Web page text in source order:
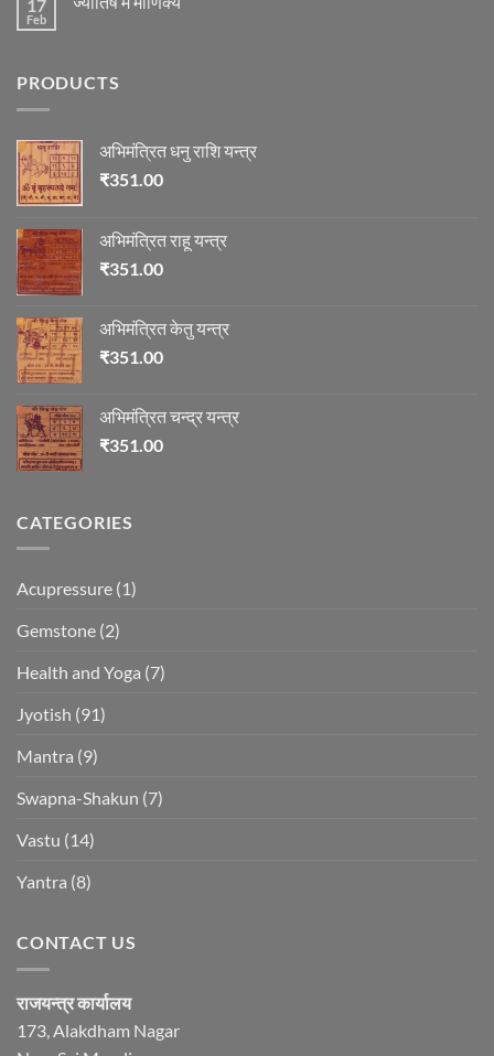
विचार
रुद्राक्ष
17
Feb
में
PRODUCTS
अभिमंत्रित धनु राशि यन्त्र
₹351.00
अभिमंत्रित राहू यन्त्र
₹351.00
अभिमंत्रित केतु यन्त्र
₹351.00
अभिमंत्रित चन्द्र यन्त्र
₹351.00
CATEGORIES
Acupressure (1)
Gemstone (2)
Health and Yoga (7)
Jyotish (91)
Mantra (9)
Swapna-Shakun (7)
Vastu (14)
Yantra (8)
CONTACT US
राजयन्त्र कार्यालय
173, Alakdham Nagar